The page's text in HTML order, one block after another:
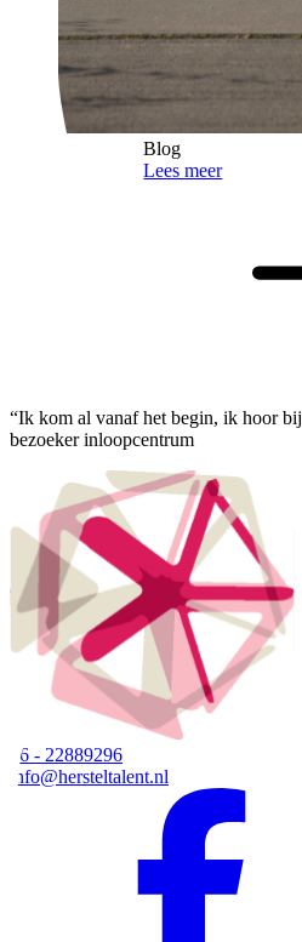
Blog
Lees meer
“Ik kom al vanaf het begin, ik hoor
bezoeker inloopcentrum
06 - 22889296
info@hersteltalent.nl